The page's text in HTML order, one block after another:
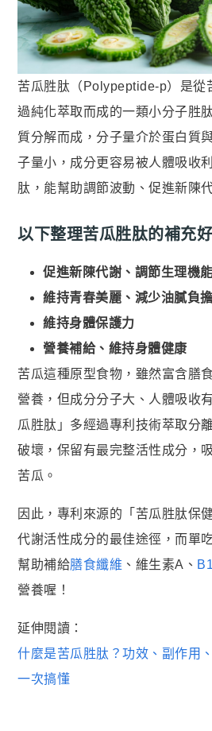
紅潤．酵母B群+微膠囊鐵
傾城．德國水解膠原蛋白
透亮．西印度櫻桃維他命Ｃ
🥇 世界品質評鑑-金獎
至尊・黑瑪卡+酵母鋅 (熱銷NO1.)
飛龍．高純度左旋精胺酸 (熱銷第
英雄．20倍南瓜籽+茄紅素
貴妃．蔓越莓益生菌+甘露糖+維他命
極適．D-甘露糖
亮妍．美人酵素+穀胱甘肽
周公．夜酵素+GABA
新品上市
御寧．甘胺酸鎂
皇穩．苦瓜胜肽+酵母鉻
鐵騎．PCTII+葡萄糖胺+軟骨素
黑帝．生物素+鋅+鐵+白首烏
鋼韌．高單位MSM
九五闆闆的蝦皮套件
蝦皮全站廣告工具
蝦皮賣家輔助工具
蝦皮黑名單平台
苦瓜胜肽（Polypeptide-p）是從
過純化萃取而成的一類小分子胜
質分解而成，分子量介於蛋白質
子量小，成分更容易被人體吸收
肽，能幫助調節波動、促進新陳
以下整理苦瓜胜肽的補充好
促進新陳代謝、調節生理機能
維持青春美麗、減少油膩負擔
維持身體保護力
營養補給、維持身體健康
苦瓜這種原型食物，雖然富含膳
營養，但成分分子大、人體吸收
瓜胜肽」多經過專利技術萃取分
破壞，保留有最完整活性成分，
苦瓜。
因此，專利來源的「苦瓜胜肽保
代謝活性成分的最佳途徑，而單
幫助補給膳食纖維 、維生素A、 B1
營養喔！
延伸閱讀：
什麼是苦瓜胜肽？功效、副作用
一次搞懂